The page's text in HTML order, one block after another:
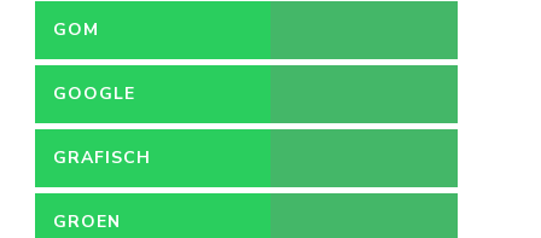
GOM
GOOGLE
GRAFISCH
ONTWERPER
GROEN